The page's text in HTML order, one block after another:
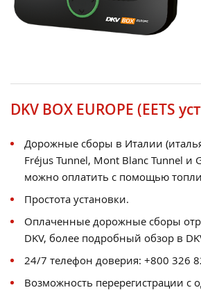
DKV BOX EUROPE (EETS
Дорожные сборы в Италии
Fréjus Tunnel, Mont Blanc Tunnel и
можно оплатить с помощью
Простота установки.
Оплаченные дорожные сборы
DKV, более подробный обзор в
24/7 телефон доверия: +800 326
Возможность перерегистрации с